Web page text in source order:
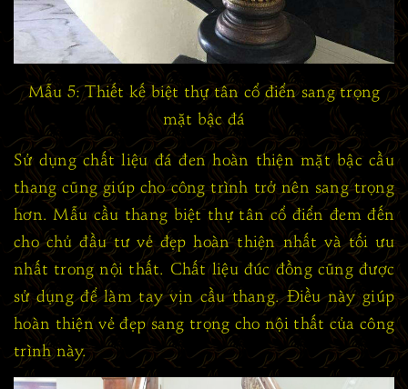
Mẫu 5: Thiết kế biệt thự tân cổ điển sang trọng
mặt bậc đá
Sử dụng chất liệu đá đen hoàn thiện mặt bậc cầu
thang cũng giúp cho công trình trở nên sang trọng
hơn. Mẫu cầu thang biệt thự tân cổ điển đem đến
cho chủ đầu tư vẻ đẹp hoàn thiện nhất và tối ưu
nhất trong nội thất. Chất liệu đúc đồng cũng được
sử dụng để làm tay vịn cầu thang. Điều này giúp
hoàn thiện vẻ đẹp sang trọng cho nội thất của công
trình này.